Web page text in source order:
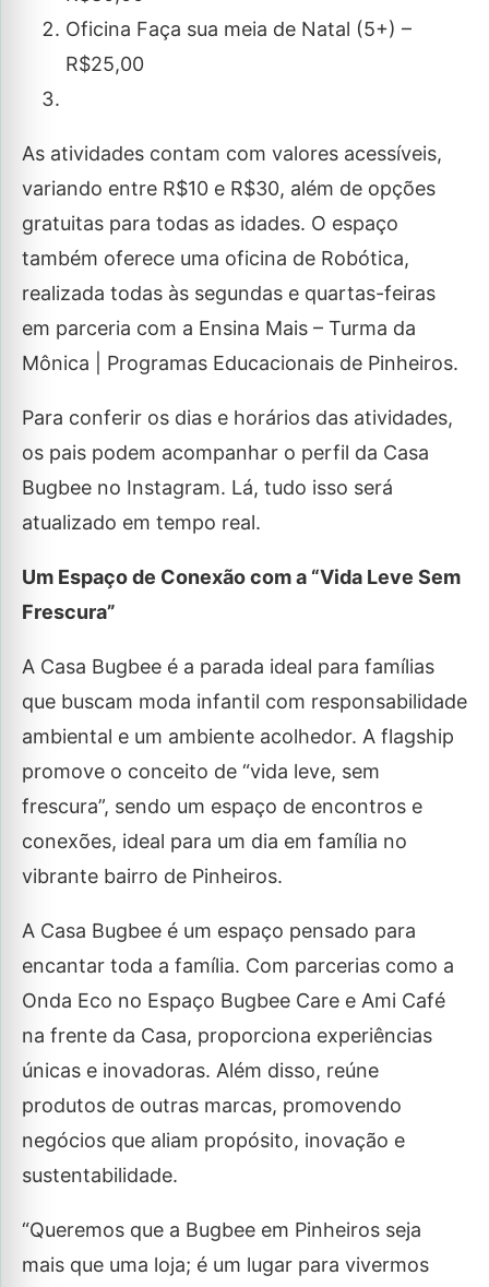
Oficina Faça sua meia de Natal (5+) –
R$25,00
As atividades contam com valores acessíveis,
variando entre R$10 e R$30, além de opções
gratuitas para todas as idades. O espaço
também oferece uma oficina de Robótica,
realizada todas às segundas e quartas-feiras
em parceria com a Ensina Mais – Turma da
Mônica | Programas Educacionais de Pinheiros.
Para conferir os dias e horários das atividades,
os pais podem acompanhar o perfil da Casa
Bugbee no Instagram. Lá, tudo isso será
atualizado em tempo real.
Um Espaço de Conexão com a “Vida Leve Sem
Frescura”
A Casa Bugbee é a parada ideal para famílias
que buscam moda infantil com responsabilidade
ambiental e um ambiente acolhedor. A flagship
promove o conceito de “vida leve, sem
frescura”, sendo um espaço de encontros e
conexões, ideal para um dia em família no
vibrante bairro de Pinheiros.
A Casa Bugbee é um espaço pensado para
encantar toda a família. Com parcerias como a
Onda Eco no Espaço Bugbee Care e Ami Café
na frente da Casa, proporciona experiências
únicas e inovadoras. Além disso, reúne
produtos de outras marcas, promovendo
negócios que aliam propósito, inovação e
sustentabilidade.
“Queremos que a Bugbee em Pinheiros seja
mais que uma loja; é um lugar para vivermos